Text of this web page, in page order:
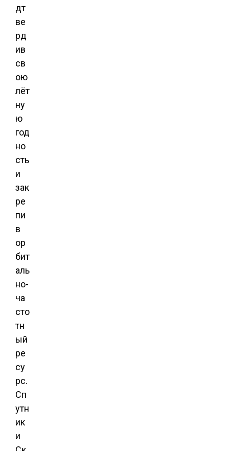
дт
ве
рд
ив
св
ою
лёт
ну
ю
год
но
сть
и
зак
ре
пи
в
ор
бит
аль
но-
ча
сто
тн
ый
ре
су
рс.
Сп
утн
ик
и